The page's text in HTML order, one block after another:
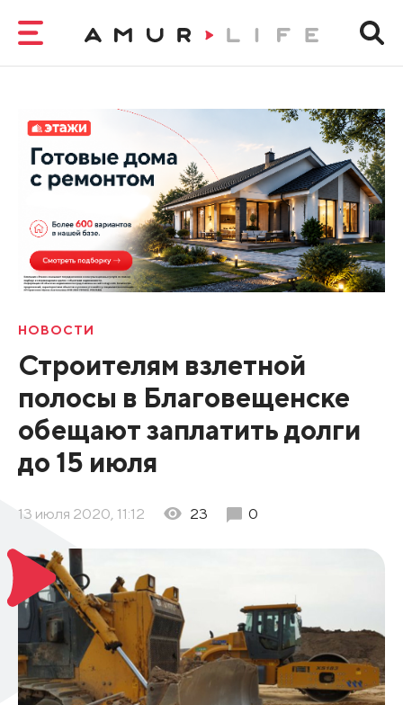
НОВОСТИ
Строителям взлетной
полосы в Благовещенске
обещают заплатить долги
до 15 июля
13 июля 2020, 11:12 23 0